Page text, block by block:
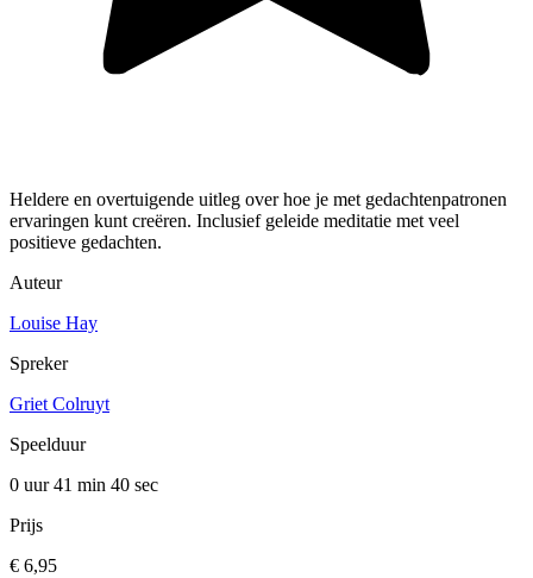
Heldere en overtuigende uitleg over hoe je met gedachtenpatronen
ervaringen kunt creëren. Inclusief geleide meditatie met veel
positieve gedachten.
Auteur
Louise Hay
Spreker
Griet Colruyt
Speelduur
0 uur 41 min 40 sec
Prijs
€ 6,95